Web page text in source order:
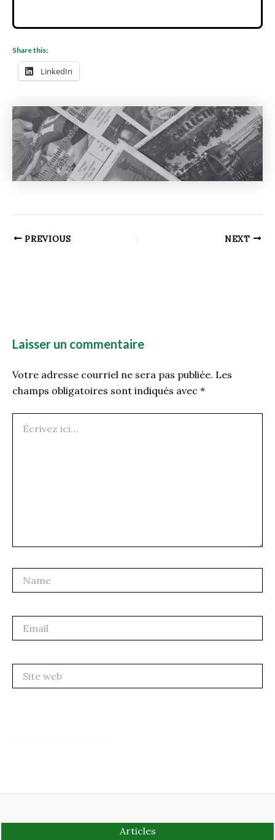
Share this:
LinkedIn
PREVIOUS NEXT
Laisser un commentaire
Votre adresse courriel ne sera pas publiée. Les
champs obligatoires sont indiqués avec *
ici…
web
Articles